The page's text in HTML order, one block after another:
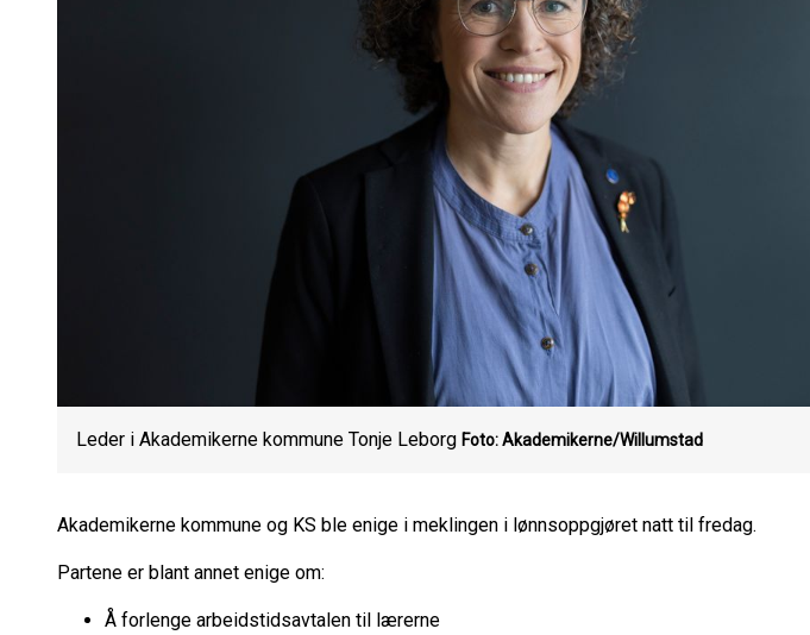
Leder i Akademikerne kommune Tonje Leborg Foto: Akademikerne/Willumstad
Akademikerne kommune og KS ble enige i meklingen i lønnsoppgjøret natt til fredag.
Partene er blant annet enige om:
Å forlenge arbeidstidsavtalen til lærerne